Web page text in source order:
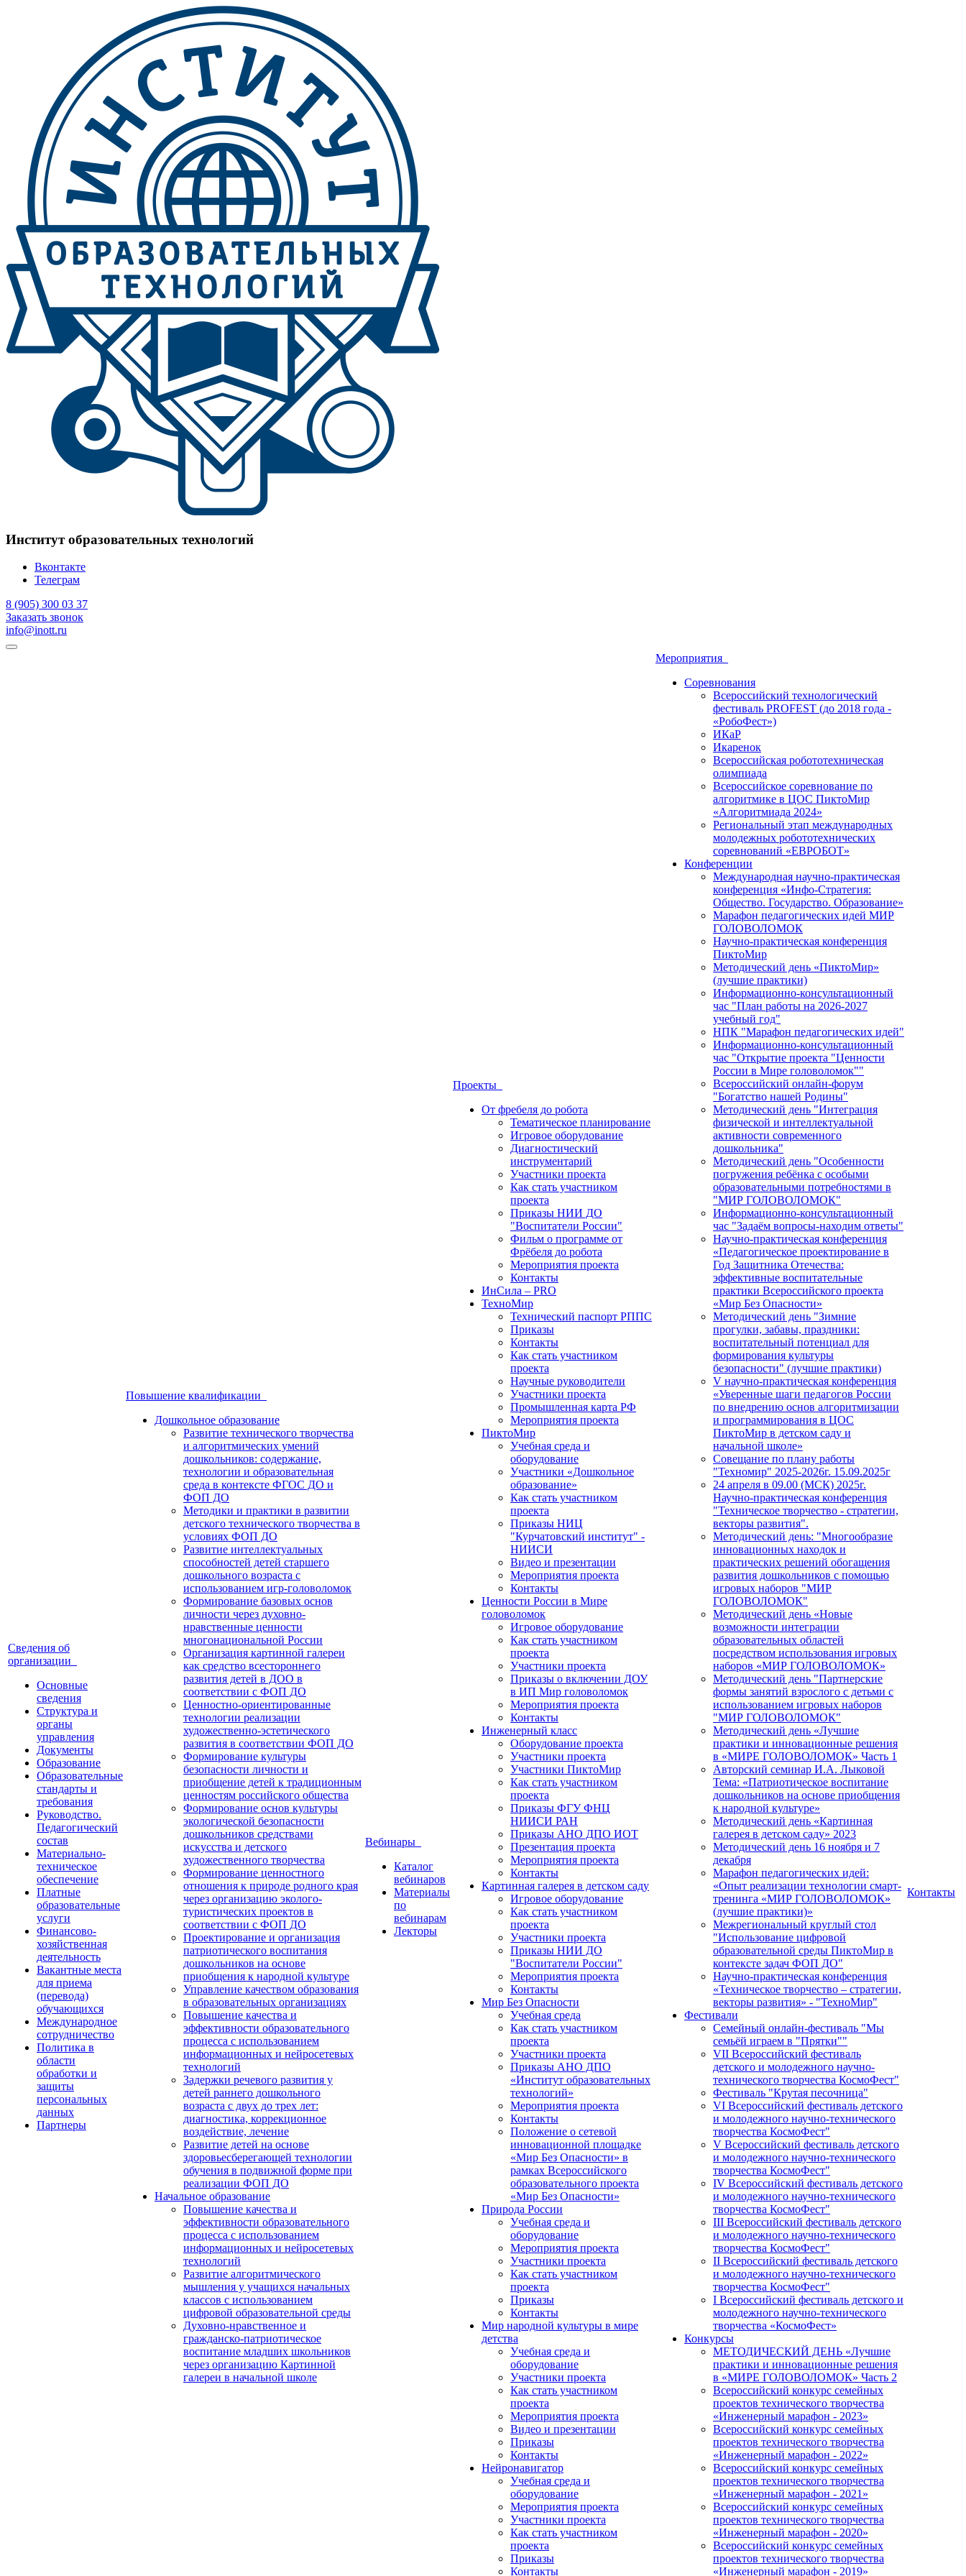
Институт образовательных технологий
Вконтакте
Телеграм
8 (905) 300 03 37
Заказать звонок
info@inott.ru
Сведения об
организации
Основные
сведения
Структура и
органы
управления
Документы
Образование
Образовательные
стандарты и
требования
Руководство.
Педагогический
состав
Материально-
техническое
обеспечение
Платные
образовательные
услуги
Финансово-
хозяйственная
деятельность
Вакантные места
для приема
(перевода)
обучающихся
Международное
сотрудничество
Политика в
области
обработки и
защиты
персональных
данных
Партнеры
Повышение квалификации
Дошкольное образование
Развитие технического творчества
и алгоритмических умений
дошкольников: содержание,
технологии и образовательная
среда в контексте ФГОС ДО и
ФОП ДО
Методики и практики в развитии
детского технического творчества в
условиях ФОП ДО
Развитие интеллектуальных
способностей детей старшего
дошкольного возраста с
использованием игр-головоломок
Формирование базовых основ
личности через духовно-
нравственные ценности
многонациональной России
Организация картинной галереи
как средство всестороннего
развития детей в ДОО в
соответствии с ФОП ДО
Ценностно-ориентированные
технологии реализации
художественно-эстетического
развития в соответствии ФОП ДО
Формирование культуры
безопасности личности и
приобщение детей к традиционным
ценностям российского общества
Формирование основ культуры
экологической безопасности
дошкольников средствами
искусства и детского
художественного творчества
Формирование ценностного
отношения к природе родного края
через организацию эколого-
туристических проектов в
соответствии с ФОП ДО
Проектирование и организация
патриотического воспитания
дошкольников на основе
приобщения к народной культуре
Управление качеством образования
в образовательных организациях
Повышение качества и
эффективности образовательного
процесса с использованием
информационных и нейросетевых
технологий
Задержки речевого развития у
детей раннего дошкольного
возраста с двух до трех лет:
диагностика, коррекционное
воздействие, лечение
Развитие детей на основе
здоровьесберегающей технологии
обучения в подвижной форме при
реализации ФОП ДО
Начальное образование
Повышение качества и
эффективности образовательного
процесса с использованием
информационных и нейросетевых
технологий
Развитие алгоритмического
мышления у учащихся начальных
классов с использованием
цифровой образовательной среды
Духовно-нравственное и
гражданско-патриотическое
воспитание младших школьников
через организацию Картинной
галереи в начальной школе
Вебинары
Каталог
вебинаров
Материалы
по
вебинарам
Лекторы
Проекты
От фребеля до робота
Тематическое планирование
Игровое оборудование
Диагностический
инструментарий
Участники проекта
Как стать участником
проекта
Приказы НИИ ДО
"Воспитатели России"
Фильм о программе от
Фрёбеля до робота
Мероприятия проекта
Контакты
ИнСила – PRO
ТехноМир
Технический паспорт РППС
Приказы
Контакты
Как стать участником
проекта
Научные руководители
Участники проекта
Промышленная карта РФ
Мероприятия проекта
ПиктоМир
Учебная среда и
оборудование
Участники «Дошкольное
образование»
Как стать участником
проекта
Приказы НИЦ
"Курчатовский институт" -
НИИСИ
Видео и презентации
Мероприятия проекта
Контакты
Ценности России в Мире
головоломок
Игровое оборудование
Как стать участником
проекта
Участники проекта
Приказы о включении ДОУ
в ИП Мир головоломок
Мероприятия проекта
Контакты
Инженерный класс
Оборудование проекта
Участники проекта
Участники ПиктоМир
Как стать участником
проекта
Приказы ФГУ ФНЦ
НИИСИ РАН
Приказы АНО ДПО ИОТ
Презентация проекта
Мероприятия проекта
Контакты
Картинная галерея в детском саду
Игровое оборудование
Как стать участником
проекта
Участники проекта
Приказы НИИ ДО
"Воспитатели России"
Мероприятия проекта
Контакты
Мир Без Опасности
Учебная среда
Как стать участником
проекта
Участники проекта
Приказы АНО ДПО
«Институт образовательных
технологий»
Мероприятия проекта
Контакты
Положение о сетевой
инновационной площадке
«Мир Без Опасности» в
рамках Всероссийского
образовательного проекта
«Мир Без Опасности»
Природа России
Учебная среда и
оборудование
Мероприятия проекта
Участники проекта
Как стать участником
проекта
Приказы
Контакты
Мир народной культуры в мире
детства
Учебная среда и
оборудование
Участники проекта
Как стать участником
проекта
Мероприятия проекта
Видео и презентации
Приказы
Контакты
Нейронавигатор
Учебная среда и
оборудование
Мероприятия проекта
Участники проекта
Как стать участником
проекта
Приказы
Контакты
Мероприятия
Соревнования
Всероссийский технологический
фестиваль PROFEST (до 2018 года -
«РобоФест»)
ИКаР
Икаренок
Всероссийская робототехническая
олимпиада
Всероссийское соревнование по
алгоритмике в ЦОС ПиктоМир
«Алгоритмиада 2024»
Региональный этап международных
молодежных робототехнических
соревнований «ЕВРОБОТ»
Конференции
Международная научно-практическая
конференция «Инфо-Стратегия:
Общество. Государство. Образование»
Марафон педагогических идей МИР
ГОЛОВОЛОМОК
Научно-практическая конференция
ПиктоМир
Методический день «ПиктоМир»
(лучшие практики)
Информационно-консультационный
час "План работы на 2026-2027
учебный год"
НПК "Марафон педагогических идей"
Информационно-консультационный
час "Открытие проекта "Ценности
России в Мире головоломок""
Всероссийский онлайн-форум
"Богатство нашей Родины"
Методический день "Интеграция
физической и интеллектуальной
активности современного
дошкольника"
Методический день "Особенности
погружения ребёнка с особыми
образовательными потребностями в
"МИР ГОЛОВОЛОМОК"
Информационно-консультационный
час "Задаём вопросы-находим ответы"
Научно-практическая конференция
«Педагогическое проектирование в
Год Защитника Отечества:
эффективные воспитательные
практики Всероссийского проекта
«Мир Без Опасности»
Методический день "Зимние
прогулки, забавы, праздники:
воспитательный потенциал для
формирования культуры
безопасности" (лучшие практики)
V научно-практическая конференция
«Уверенные шаги педагогов России
по внедрению основ алгоритмизации
и программирования в ЦОС
ПиктоМир в детском саду и
начальной школе»
Совещание по плану работы
"Техномир" 2025-2026г. 15.09.2025г
24 апреля в 09.00 (МСК) 2025г.
Научно-практическая конференция
"Техническое творчество - стратегии,
векторы развития".
Методический день: "Многообразие
инновационных находок и
практических решений обогащения
развития дошкольников с помощью
игровых наборов "МИР
ГОЛОВОЛОМОК"
Методический день «Новые
возможности интеграции
образовательных областей
посредством использования игровых
наборов «МИР ГОЛОВОЛОМОК»
Методический день "Партнерские
формы занятий взрослого с детьми с
использованием игровых наборов
"МИР ГОЛОВОЛОМОК"
Методический день «Лучшие
практики и инновационные решения
в «МИРЕ ГОЛОВОЛОМОК» Часть 1
Авторский семинар И.А. Лыковой
Тема: «Патриотическое воспитание
дошкольников на основе приобщения
к народной культуре»
Методический день «Картинная
галерея в детском саду» 2023
Методический день 16 ноября и 7
декабря
Марафон педагогических идей:
«Опыт реализации технологии смарт-
тренинга «МИР ГОЛОВОЛОМОК»
(лучшие практики)»
Межрегиональный круглый стол
"Использование цифровой
образовательной среды ПиктоМир в
контексте задач ФОП ДО"
Научно-практическая конференция
«Техническое творчество – стратегии,
векторы развития» - "ТехноМир"
Фестивали
Семейный онлайн-фестиваль "Мы
семьёй играем в "Прятки""
VII Всероссийский фестиваль
детского и молодежного научно-
технического творчества КосмоФест"
Фестиваль "Крутая песочница"
VI Всероссийский фестиваль детского
и молодежного научно-технического
творчества КосмоФест"
V Всероссийский фестиваль детского
и молодежного научно-технического
творчества КосмоФест"
IV Всероссийский фестиваль детского
и молодежного научно-технического
творчества КосмоФест"
III Всероссийский фестиваль детского
и молодежного научно-технического
творчества КосмоФест"
II Всероссийский фестиваль детского
и молодежного научно-технического
творчества КосмоФест"
I Всероссийский фестиваль детского и
молодежного научно-технического
творчества «КосмоФест»
Конкурсы
МЕТОДИЧЕСКИЙ ДЕНЬ «Лучшие
практики и инновационные решения
в «МИРЕ ГОЛОВОЛОМОК» Часть 2
Всероссийский конкурс семейных
проектов технического творчества
«Инженерный марафон - 2023»
Всероссийский конкурс семейных
проектов технического творчества
«Инженерный марафон - 2022»
Всероссийский конкурс семейных
проектов технического творчества
«Инженерный марафон - 2021»
Всероссийский конкурс семейных
проектов технического творчества
«Инженерный марафон - 2020»
Всероссийский конкурс семейных
проектов технического творчества
«Инженерный марафон - 2019»
Контакты